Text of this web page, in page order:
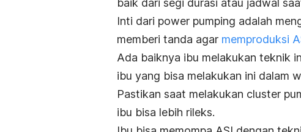
Inti dari power pumping adalah
memberi tanda agar memproduksi
Ada baiknya ibu melakukan teknik
ibu yang bisa melakukan ini dalam
Pastikan saat melakukan cluster
ibu bisa lebih rileks.